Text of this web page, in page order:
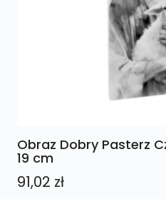
Obraz Dobry Pasterz
19 cm
91,02 zł